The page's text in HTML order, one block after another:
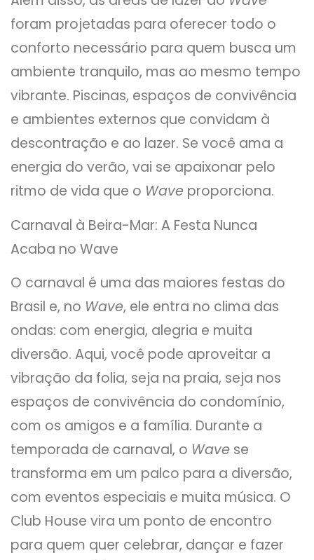
foram projetadas para oferecer todo o
conforto necessário para quem busca um
ambiente tranquilo, mas ao mesmo tempo
vibrante. Piscinas, espaços de convivência
e ambientes externos que convidam à
descontração e ao lazer. Se você ama a
energia do verão, vai se apaixonar pelo
ritmo de vida que o Wave proporciona.
Carnaval à Beira-Mar: A Festa Nunca
Acaba no Wave
O carnaval é uma das maiores festas do
Brasil e, no Wave, ele entra no clima das
ondas: com energia, alegria e muita
diversão. Aqui, você pode aproveitar a
vibração da folia, seja na praia, seja nos
espaços de convivência do condomínio,
com os amigos e a família. Durante a
temporada de carnaval, o Wave se
transforma em um palco para a diversão,
com eventos especiais e muita música. O
Club House vira um ponto de encontro
para quem quer celebrar, dançar e fazer